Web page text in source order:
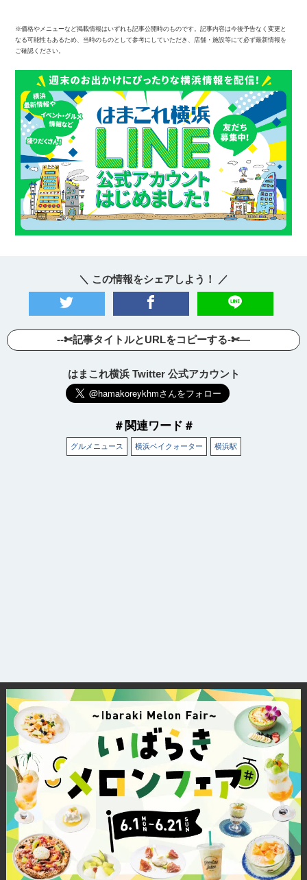
※価格やメニューなど掲載情報はいずれも記事公開時のものです。記事内容は今後予告なく変更と
なる可能性もあるため、当時のものとして参考にしていただき、店舗・施設等にて必ず最新情報を
ご確認ください。
＼ この情報をシェアしよう！ ／
--✄記事タイトルとURLをコピーする-✄—
はまこれ横浜 Twitter 公式アカウント
＃関連ワード＃
グルメニュース 横浜ベイクォーター 横浜駅
観光ガイド
ランキング